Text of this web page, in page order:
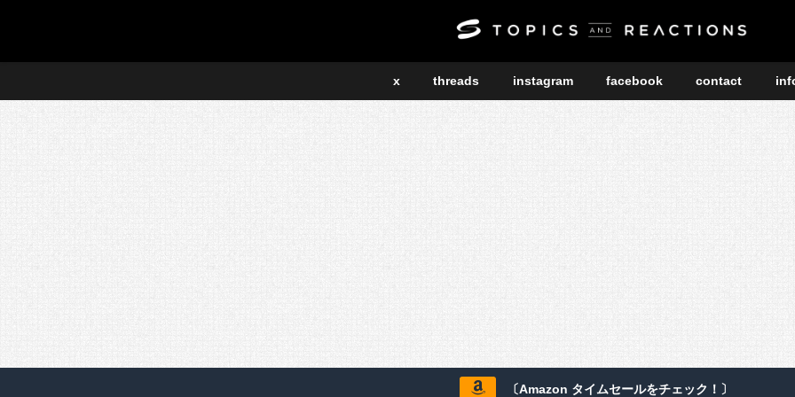
x threads instagram facebook contact
〔Amazon タイムセールをチェック！〕